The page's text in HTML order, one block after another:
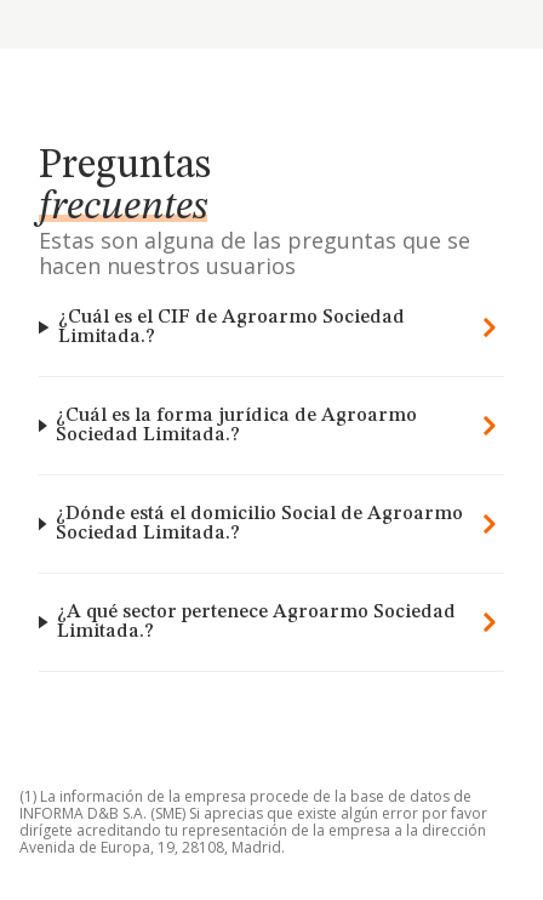
Preguntas
frecuentes
Estas son alguna de las preguntas que se
hacen nuestros usuarios
¿Cuál es el CIF de Agroarmo Sociedad
Limitada.?
¿Cuál es la forma jurídica de Agroarmo
Sociedad Limitada.?
¿Dónde está el domicilio Social de Agroarmo
Sociedad Limitada.?
¿A qué sector pertenece Agroarmo Sociedad
Limitada.?
(1) La información de la empresa procede de la base de datos de
INFORMA D&B S.A. (SME) Si aprecias que existe algún error por favor
dirígete acreditando tu representación de la empresa a la dirección
Avenida de Europa, 19, 28108, Madrid.